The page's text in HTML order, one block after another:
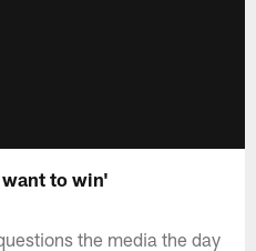
to win'
the media the day